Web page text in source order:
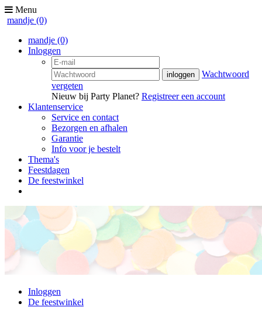
Menu
mandje (0)
mandje (0)
Inloggen
Wachtwoord
vergeten
Nieuw bij Party Planet? Registreer een account
Klantenservice
Service en contact
Bezorgen en afhalen
Garantie
Info voor je bestelt
Thema's
Feestdagen
De feestwinkel
Inloggen
De feestwinkel